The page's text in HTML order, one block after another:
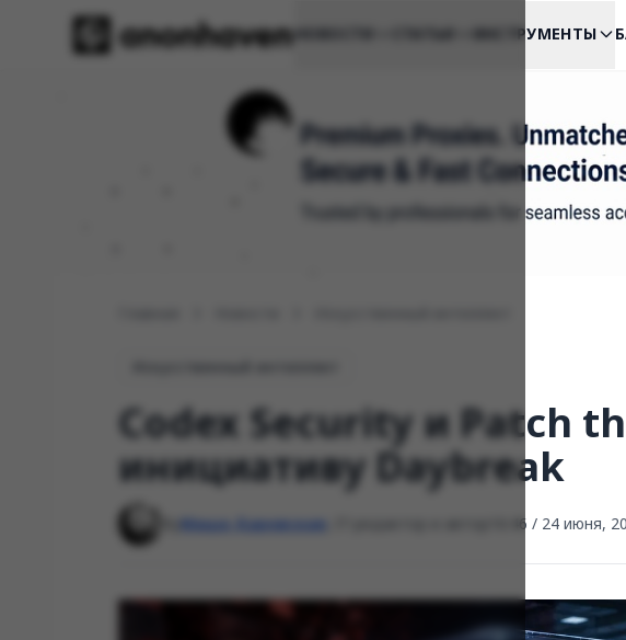
НОВОСТИ ИНСТРУМЕНТЫ
Codex Security и Patch
инициативу Daybreak
Маша Даровская 16:46 / 24 июня,